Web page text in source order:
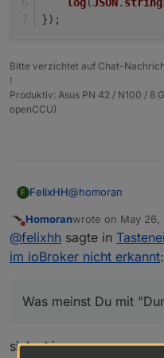
});
Bitte verzichtet auf Chat-
!
Produktiv: Asus PN 42 / N100 / 8
openCCU)
F FelixHH@homoran
Was meinst Du mit
Gern hänge ich
dass der
diese Verbindung geht, ebenso
Do not disturb
Homoranwrote on May 26,
last edited by
@felixhh sagte in
im ioBroker nicht erkannt:
Was meinst Du mit
siehe hier